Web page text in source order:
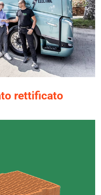
rettificato